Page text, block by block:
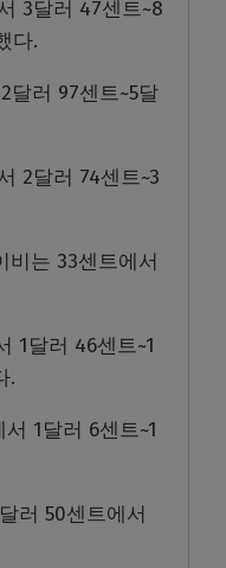
3달러 47센트~8
다.
달러 97센트~5달
2달러 74센트~3
비는 33센트에서
1달러 46센트~1
.
1달러 6센트~1
러 50센트에서